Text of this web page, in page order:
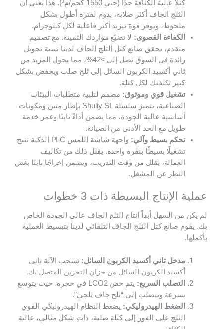
كتلًا عالية الكثافة جدًا (حتى 1550 كجم/م³). هذا يعني أن
الثلج الجاف أكثر صلابة، يدوم لفترة أطول بشكل
ملحوظ، ويوفر قوة تبريد أكثر فاعلية لكل كيلوجرام.
الكفاءة القصوى: لا تضيّع مواردك الثمينة. مع تصميم
متقدم، يحقق صانع كتل الثلج الجاف لدينا نسبة تحويل
رائدة في السوق تصل إلى ≥42%، مما يحول المزيد من
ثاني أكسيد الكربون السائل إلى ثلج صلب ويخفض بشكل
كبير تكلفتك لكل كتلة.
تشغيل قوي وموثوق: مصمم لتلبية متطلبات البيئات
الصناعية، تتميز سلسلة Shuliy SL بإطار متين ومكونات
أساسية عالية الجودة، مما يضمن أداءً ثابتًا وعمر خدمة
طويل مع الحد الأدنى من الصيانة.
تحكم بسيط وآلي:
واجهة شاشة اللمس PLC الذكية تتيح
تشغيلًا بسيطًا بنقرة واحدة. يقلل ذلك من تكاليف
العمالة، يقلل من وقت التدريب، ويضمن إخراجًا ثابتًا بغض
النظر عن المشغل.
عملية الإنتاج البسيطة ذات 3 خطوات
لم يكن من السهل أبداً إنتاج الثلج الجاف عالي الجودة الخاص
بك. يقوم صانع كتل الثلج الجاف التلقائي لدينا بتبسيط العملية
بأكملها.
مدخل ثاني أكسيد الكربون السائل: تسحب الآلة ثاني
أكسيد الكربون السائل من خزان التخزين المتصل بك.
التصلب السريع:
يتم حقن LCO2 في حجرة، حيث يتوسع
بسرعة ويتصلب إلى “ثلج جاف ثلجي”.
الضغط الهيدروليكي: يضغط النظام الهيدروليكي القوي
الثلج على الفور إلى كتلة صلبة، ذات شكل مثالي، عالية